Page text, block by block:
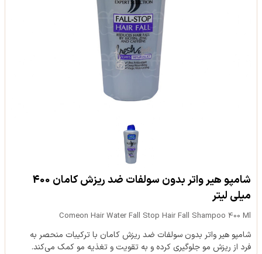
شامپو هیر واتر بدون سولفات ضد ریزش کامان 400
میلی لیتر
Comeon Hair Water Fall Stop Hair Fall Shampoo 400 Ml
شامپو هیر واتر بدون سولفات ضد ریزش کامان با ترکیبات منحصر به
فرد از ریزش مو جلوگیری کرده و به تقویت و تغذیه مو کمک می‌کند.